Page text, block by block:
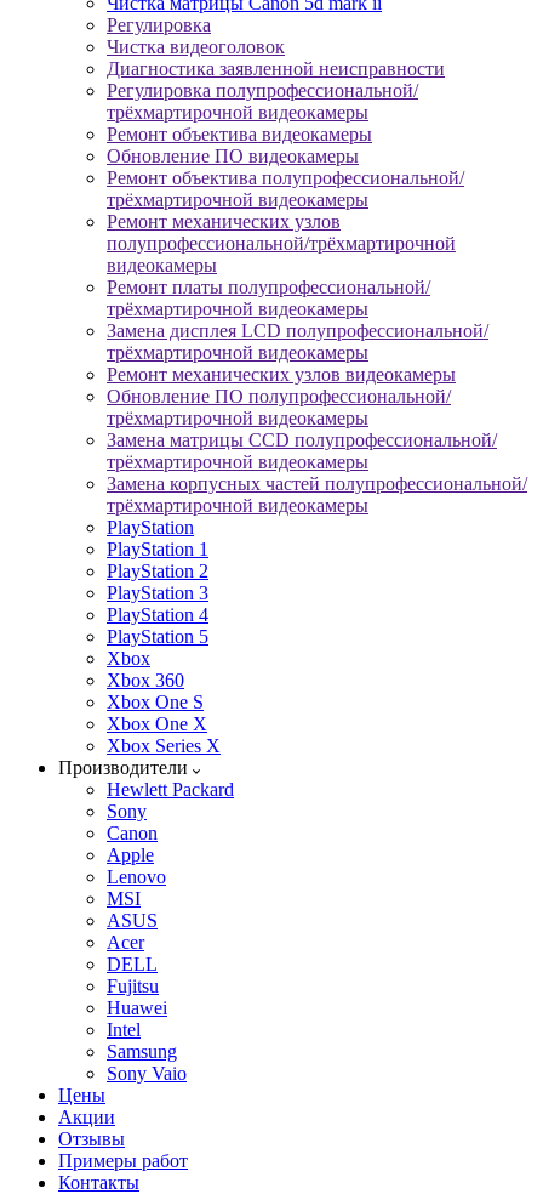
Регулировка
Чистка видеоголовок
Диагностика заявленной неисправности
Регулировка полупрофессиональной/
трёхмартирочной видеокамеры
Ремонт объектива видеокамеры
Обновление ПО видеокамеры
Ремонт объектива полупрофессиональной/
трёхмартирочной видеокамеры
Ремонт механических узлов
полупрофессиональной/трёхмартирочной
видеокамеры
Ремонт платы полупрофессиональной/
трёхмартирочной видеокамеры
Замена дисплея LCD полупрофессиональной/
трёхмартирочной видеокамеры
Ремонт механических узлов видеокамеры
Обновление ПО полупрофессиональной/
трёхмартирочной видеокамеры
Замена матрицы CCD полупрофессиональной/
трёхмартирочной видеокамеры
Замена корпусных частей полупрофессиональной/
трёхмартирочной видеокамеры
PlayStation
PlayStation 1
PlayStation 2
PlayStation 3
PlayStation 4
PlayStation 5
Xbox
Xbox 360
Xbox One S
Xbox One X
Xbox Series X
Производители
Hewlett Packard
Sony
Canon
Apple
Lenovo
MSI
ASUS
Acer
DELL
Fujitsu
Huawei
Intel
Samsung
Sony Vaio
Цены
Акции
Отзывы
Примеры работ
Контакты